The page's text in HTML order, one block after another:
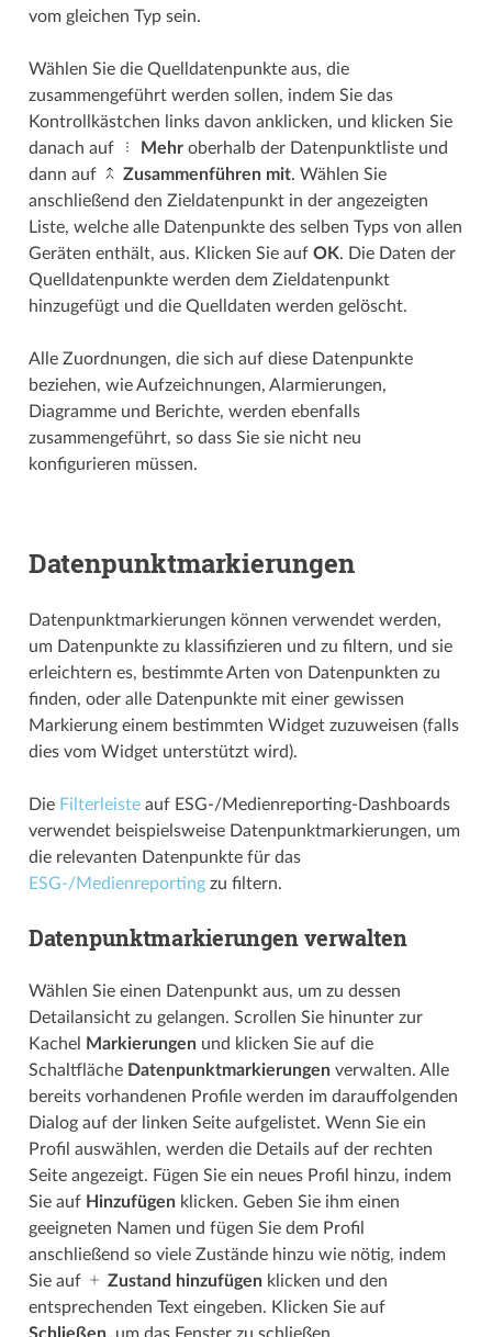
vom gleichen Typ sein.
Wählen Sie die Quelldatenpunkte aus, die
zusammengeführt werden sollen, indem Sie das
Kontrollkästchen links davon anklicken, und klicken Sie
danach auf
Mehroberhalb der Datenpunktliste und
dann auf
Zusammenführen mit. Wählen Sie
anschließend den Zieldatenpunkt in der angezeigten
Liste, welche alle Datenpunkte des selben Typs von allen
Geräten enthält, aus. Klicken Sie auf OK. Die Daten der
Quelldatenpunkte werden dem Zieldatenpunkt
hinzugefügt und die Quelldaten werden gelöscht.
Alle Zuordnungen, die sich auf diese Datenpunkte
beziehen, wie Aufzeichnungen, Alarmierungen,
Diagramme und Berichte, werden ebenfalls
zusammengeführt, so dass Sie sie nicht neu
konfigurieren müssen.
Datenpunktmarkierungen
Datenpunkt­­markierungen können verwendet werden,
um Datenpunkte zu klassifizieren und zu filtern, und sie
erleichtern es, bestimmte Arten von Datenpunkten zu
finden, oder alle Datenpunkte mit einer gewissen
Markierung einem bestimmten Widget zuzuweisen (falls
dies vom Widget unterstützt wird).
Die Filterleisteauf ESG-/Medienreporting-Dashboards
verwendet beispielsweise Datenpunkt­­markierungen, um
die relevanten Datenpunkte für das
ESG-/Medienreportingzu filtern.
Datenpunktmarkierungen verwalten
Wählen Sie einen Datenpunkt aus, um zu dessen
Detailansicht zu gelangen. Scrollen Sie hinunter zur
Kachel
Markierungenund klicken Sie auf die
Schaltfläche Datenpunkt­­markierungenverwalten. Alle
bereits vorhandenen Profile werden im darauffolgenden
Dialog auf der linken Seite aufgelistet. Wenn Sie ein
Profil auswählen, werden die Details auf der rechten
Seite angezeigt. Fügen Sie ein neues Profil hinzu, indem
Sie auf Hinzufügenklicken. Geben Sie ihm einen
geeigneten Namen und fügen Sie dem Profil
anschließend so viele Zustände hinzu wie nötig, indem
Sie auf
Zustand hinzufügenklicken und den
entsprechenden Text eingeben. Klicken Sie auf